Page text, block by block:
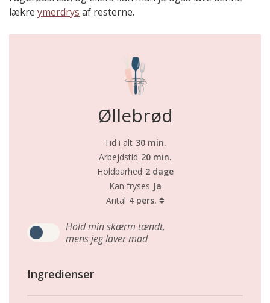
lækre ymerdrys af resterne.
Øllebrød
Tid i alt 30 min.
Arbejdstid 20 min.
Holdbarhed 2 dage
Kan fryses Ja
Antal 4 pers.
Hold min skærm tændt,
mens jeg laver mad
Ingredienser